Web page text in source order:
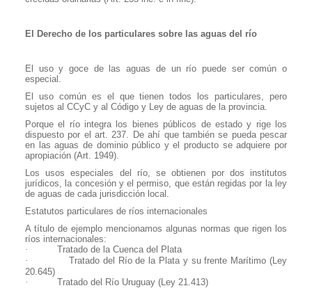
El Derecho de los particulares sobre las aguas del río
El uso y goce de las aguas de un río puede ser común o
especial.
El uso común es el que tienen todos los particulares, pero
sujetos al CCyC y al Código y Ley de aguas de la provincia.
Porque el río integra los bienes públicos de estado y rige los
dispuesto por el art. 237. De ahí que también se pueda pescar
en las aguas de dominio público y el producto se adquiere por
apropiación (Art. 1949).
Los usos especiales del río, se obtienen por dos institutos
jurídicos, la concesión y el permiso, que están regidas por la ley
de aguas de cada jurisdicción local.
Estatutos particulares de ríos internacionales
A título de ejemplo mencionamos algunas normas que rigen los
ríos internacionales:
·
Tratado de la Cuenca del Plata
·
Tratado del Río de la Plata y su frente Marítimo (Ley
20.645)
·
Tratado del Río Uruguay (Ley 21.413)